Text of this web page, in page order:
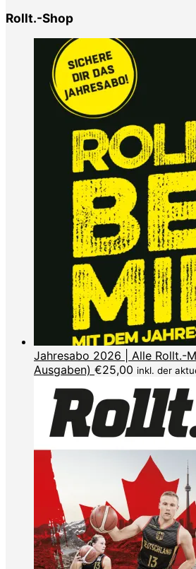
Rollt.-Shop
Jahresabo 2026 | Alle Rollt.-
Ausgaben) €25,00 inkl. der